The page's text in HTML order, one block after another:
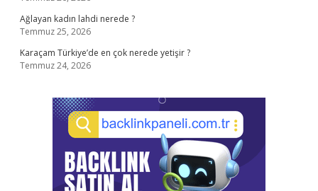
Ağlayan kadın lahdi nerede ?
Temmuz 25, 2026
Karaçam Türkiye’de en çok nerede yetişir ?
Temmuz 24, 2026